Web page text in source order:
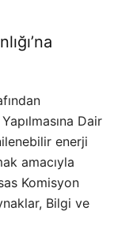
Dair
enerji
amacıyla
Komisyon
Bilgi ve